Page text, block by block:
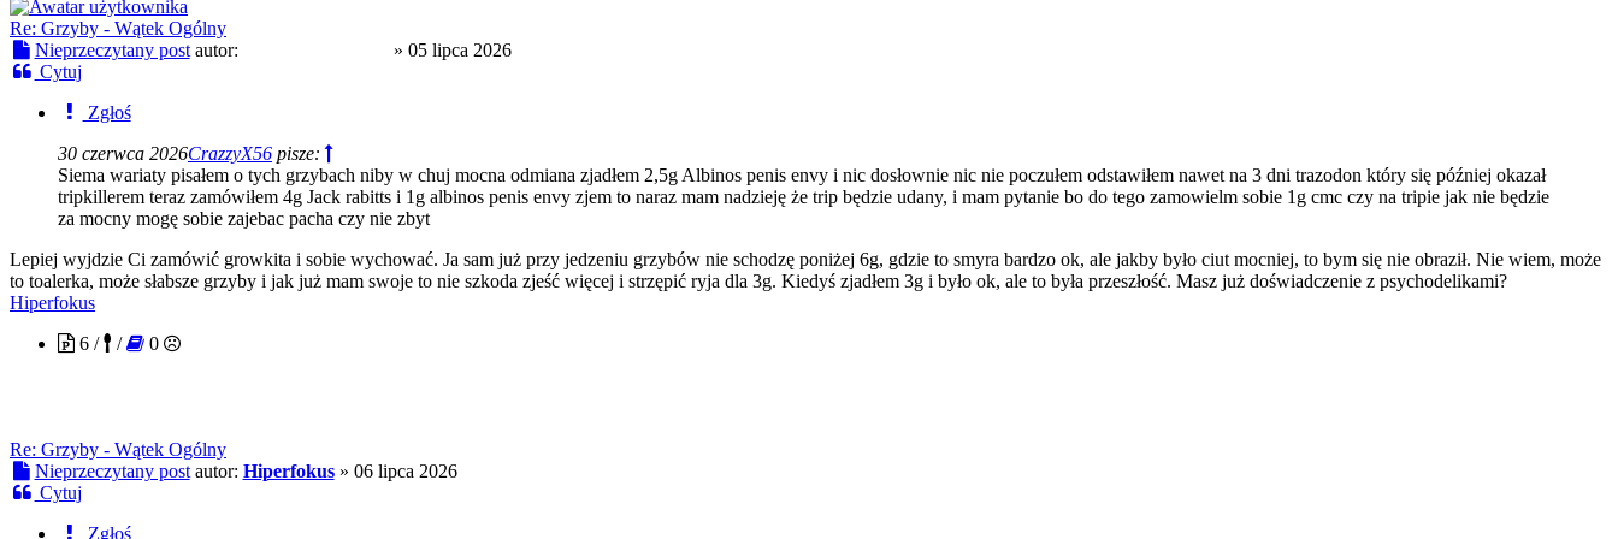
Re: Grzyby - Wątek Ogólny
Nieprzeczytany post autor: » 05 lipca 2026
Cytuj
Zgłoś
30 czerwca 2026CrazzyX56 pisze:
Siema wariaty pisałem o tych grzybach niby w chuj mocna odmiana zjadłem 2,5g Albinos penis envy i nic dosłownie nic nie poczułem odstawiłem nawet na 3 dni trazodon który się później okazał
tripkillerem teraz zamówiłem 4g Jack rabitts i 1g albinos penis envy zjem to naraz mam nadzieję że trip będzie udany, i mam pytanie bo do tego zamowielm sobie 1g cmc czy na tripie jak nie będzie
za mocny mogę sobie zajebac pacha czy nie zbyt
Lepiej wyjdzie Ci zamówić growkita i sobie wychować. Ja sam już przy jedzeniu grzybów nie schodzę poniżej 6g, gdzie to smyra bardzo ok, ale jakby było ciut mocniej, to bym się nie obraził. Nie wiem, może
to toalerka, może słabsze grzyby i jak już mam swoje to nie szkoda zjeść więcej i strzępić ryja dla 3g. Kiedyś zjadłem 3g i było ok, ale to była przeszłość. Masz już doświadczenie z psychodelikami?
Hiperfokus
6 /
/ 0
Re: Grzyby - Wątek Ogólny
Nieprzeczytany post autor: Hiperfokus» 06 lipca 2026
Cytuj
Zgłoś